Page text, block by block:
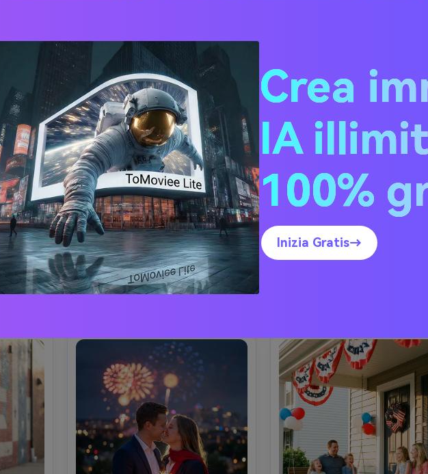
sul
sulla
di una
top di
con
cielo,
luci
-ar 4:5
↗
Primo piano mano scintilliera
Ritratto ravvicinato di un giovane
sorridente che tiene in mano un
brillante scintilliere vicino alla
fotocamera, piccole scintille che
creano cerchi bokeh, indossando un
bottone blu navy e una piccola spille
con bandiera americana, luci di festa
notturna nel cortile sullo sfondo,
naturali, caldo colore festivo Grado-
AR 4:5
Prompt di copia
Crea un'immagine simile ↗
Barbecue in cortile Candid
Foto di stile di vita sincera di
intorno a una griglia nel
tramonto, una persona che
mentre tiene in mano un piatto
hamburger, rosso-bianco-blu
bunting su una recinzione,
toni della pelle realistici,
classificazione dei colori puliti
moderni-AR 4:5
Prompt di copia
Crea
IA
100%
Inizia Gratis→